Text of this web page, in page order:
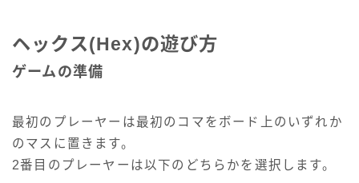
ヘックス(Hex)の遊び方
ゲームの準備
最初のプレーヤーは最初のコマをボード上のいずれか
のマスに置きます。
2番目のプレーヤーは以下のどちらかを選択します。